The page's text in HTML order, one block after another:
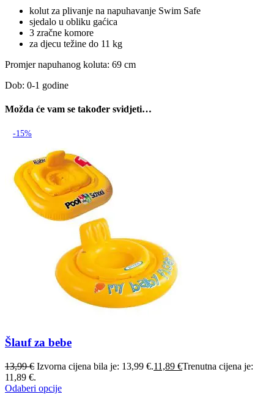
kolut za plivanje na napuhavanje Swim Safe
sjedalo u obliku gaćica
3 zračne komore
za djecu težine do 11 kg
Promjer napuhanog koluta: 69 cm
Dob: 0-1 godine
Možda će vam se također svidjeti…
-15%
Šlauf za bebe
13,99€ Izvorna cijena bila je: 13,99 €.11,89 €Trenutna cijena je:
11,89 €.
Odaberi opcije